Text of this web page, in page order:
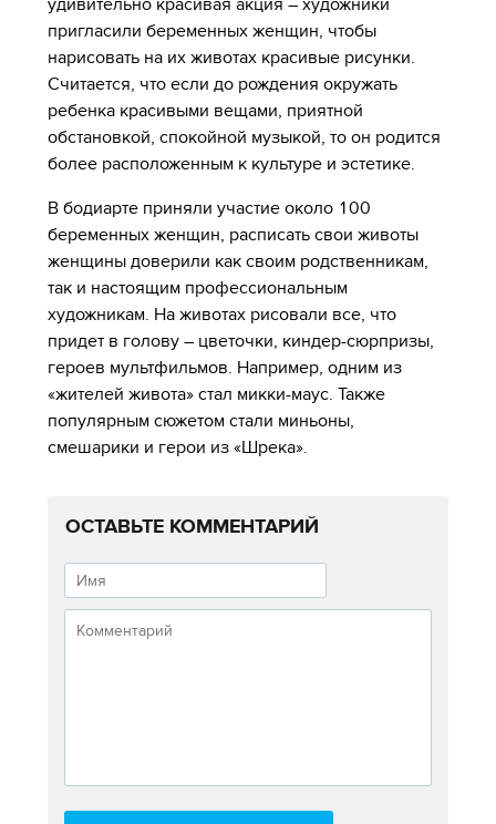
удивительно красивая акция – художники
пригласили беременных женщин, чтобы
нарисовать на их животах красивые рисунки.
Считается, что если до рождения окружать
ребенка красивыми вещами, приятной
обстановкой, спокойной музыкой, то он родится
более расположенным к культуре и эстетике.
В бодиарте приняли участие около 100
беременных женщин, расписать свои животы
женщины доверили как своим родственникам,
так и настоящим профессиональным
художникам. На животах рисовали все, что
придет в голову – цветочки, киндер-сюрпризы,
героев мультфильмов. Например, одним из
«жителей живота» стал микки-маус. Также
популярным сюжетом стали миньоны,
смешарики и герои из «Шрека».
ОСТАВЬТЕ КОММЕНТАРИЙ